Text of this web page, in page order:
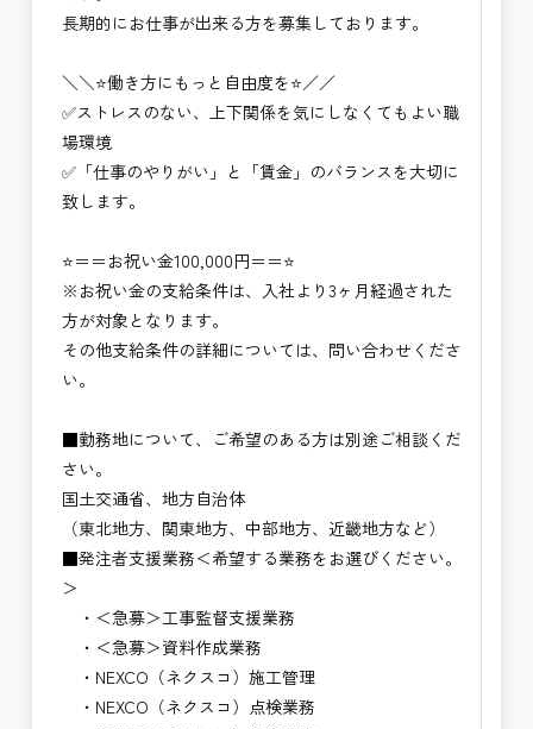
長期的にお仕事が出来る方を募集しております。
＼＼⭐働き方にもっと自由度を⭐／／
✅ストレスのない、上下関係を気にしなくてもよい職
場環境
✅「仕事のやりがい」と「賃金」のバランスを大切に
致します。
⭐＝＝お祝い金100,000円＝＝⭐
※お祝い金の支給条件は、入社より3ヶ月経過された
方が対象となります。
その他支給条件の詳細については、問い合わせくださ
い。
■勤務地について、ご希望のある方は別途ご相談くだ
さい。
国土交通省、地方自治体
（東北地方、関東地方、中部地方、近畿地方など）
■発注者支援業務＜希望する業務をお選びください。
＞
・＜急募＞工事監督支援業務
・＜急募＞資料作成業務
・NEXCO（ネクスコ）施工管理
・NEXCO（ネクスコ）点検業務